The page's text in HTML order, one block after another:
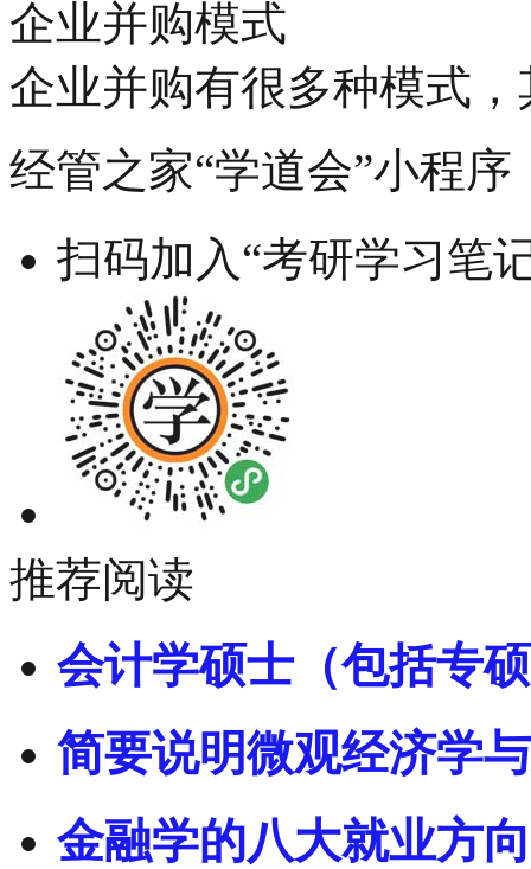
企业并购模式
企业并购有很多种模式
经管之家“学道会”小程序
扫码加入“考研学习笔
推荐阅读
会计学硕士（包括专
简要说明微观经济学
金融学的八大就业方